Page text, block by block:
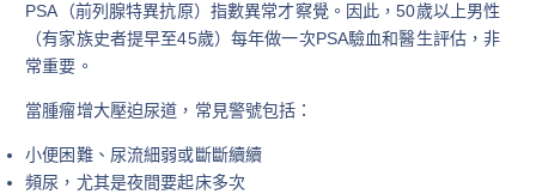
PSA（前列腺特異抗原）指數異常才察覺。因此，50歲以上男性
（有家族史者提早至45歲）每年做一次PSA驗血和醫生評估，非
常重要。
當腫瘤增大壓迫尿道，常見警號包括：
小便困難、尿流細弱或斷斷續續
頻尿，尤其是夜間要起床多次